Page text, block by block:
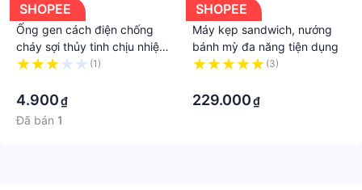
SHOPEE
Ống gen cách điện chống
cháy sợi thủy tinh chịu nhiệt
độ cao luồn dây điện dây
(1)
4.900₫
Đã bán 1
SHOPEE
Máy kẹp sandwich, nướng
bánh mỳ đa năng tiện dụng
(3)
229.000₫